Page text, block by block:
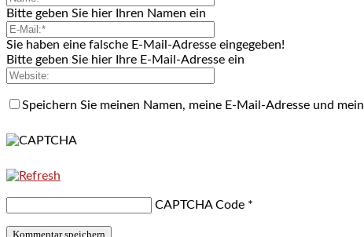
Bitte geben Sie hier Ihren Namen ein
Sie haben eine falsche E-Mail-Adresse eingegeben!
Bitte geben Sie hier Ihre E-Mail-Adresse ein
Speichern Sie meinen Namen, meine E-Mail-Adresse und
CAPTCHA Code *